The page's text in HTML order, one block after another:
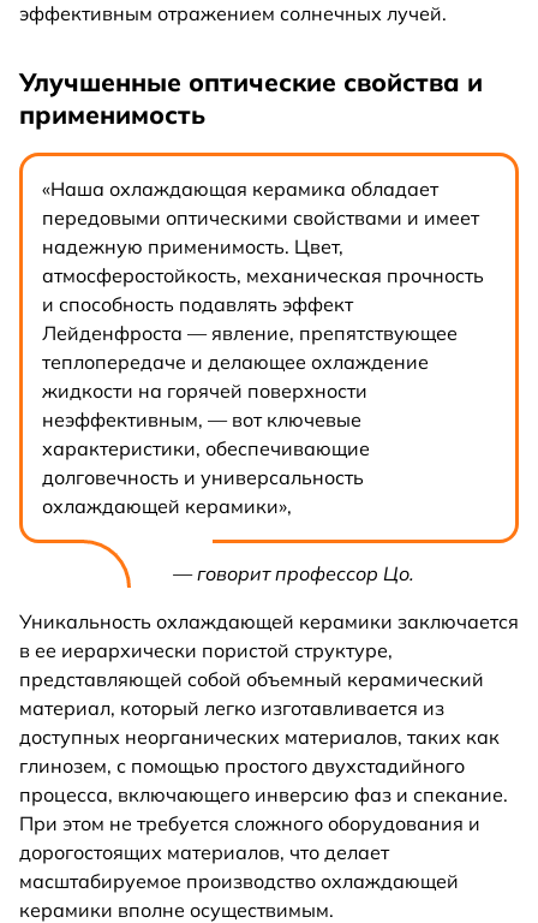
эффективным отражением солнечных лучей.
Улучшенные оптические свойства и
применимость
«Наша охлаждающая керамика обладает
передовыми оптическими свойствами и имеет
надежную применимость. Цвет,
атмосферостойкость, механическая прочность
и способность подавлять эффект
Лейденфроста — явление, препятствующее
теплопередаче и делающее охлаждение
жидкости на горячей поверхности
неэффективным, — вот ключевые
характеристики, обеспечивающие
долговечность и универсальность
охлаждающей керамики»,
— говорит профессор Цо.
Уникальность охлаждающей керамики заключается
в ее иерархически пористой структуре,
представляющей собой объемный керамический
материал, который легко изготавливается из
доступных неорганических материалов, таких как
глинозем, с помощью простого двухстадийного
процесса, включающего инверсию фаз и спекание.
При этом не требуется сложного оборудования и
дорогостоящих материалов, что делает
масштабируемое производство охлаждающей
керамики вполне осуществимым.